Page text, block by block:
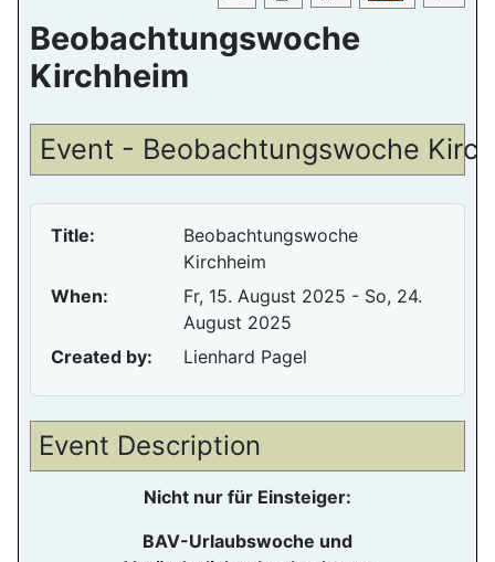
Beobachtungswoche
Kirchheim
Event - Beobachtungswoche
Title:
Beobachtungswoche
Kirchheim
When:
Fr, 15. August 2025 - So, 24.
August 2025
Created by:
Lienhard Pagel
Event Description
Nicht nur für Einsteiger:
BAV-Urlaubswoche und